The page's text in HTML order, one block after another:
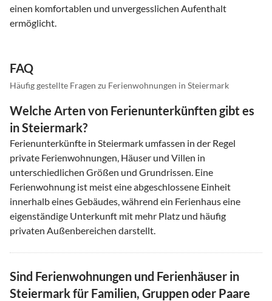
einen komfortablen und unvergesslichen Aufenthalt
ermöglicht.
FAQ
Häufig gestellte Fragen zu Ferienwohnungen in Steiermark
Welche Arten von Ferienunterkünften gibt es
in Steiermark?
Ferienunterkünfte in Steiermark umfassen in der Regel
private Ferienwohnungen, Häuser und Villen in
unterschiedlichen Größen und Grundrissen. Eine
Ferienwohnung ist meist eine abgeschlossene Einheit
innerhalb eines Gebäudes, während ein Ferienhaus eine
eigenständige Unterkunft mit mehr Platz und häufig
privaten Außenbereichen darstellt.
Sind Ferienwohnungen und Ferienhäuser in
Steiermark für Familien, Gruppen oder Paare